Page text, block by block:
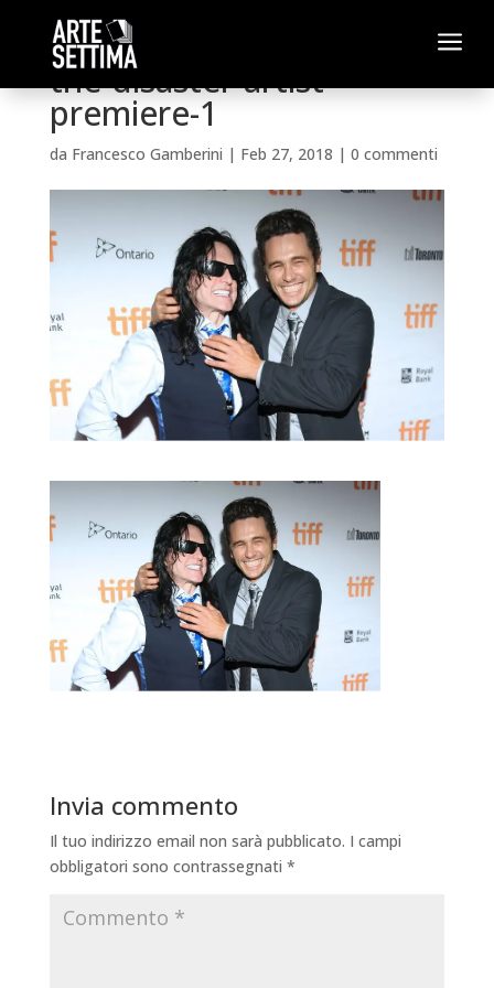
a
the-disaster-artist-
premiere-1
da Francesco Gamberini | Feb 27, 2018 | 0 commenti
Invia commento
Il tuo indirizzo email non sarà pubblicato. I campi
obbligatori sono contrassegnati *